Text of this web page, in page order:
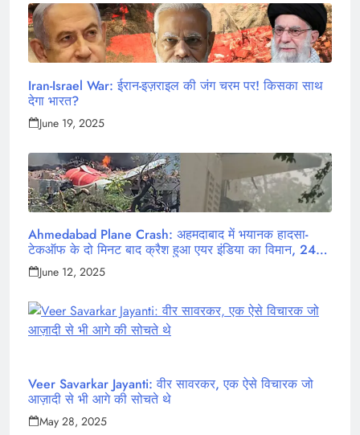
Iran-Israel War: ईरान-इज़राइल की जंग चरम पर! किसका साथ
देगा भारत?
June 19, 2025
Ahmedabad Plane Crash: अहमदाबाद में भयानक हादसा-
टेकऑफ के दो मिनट बाद क्रैश हुआ एयर इंडिया का विमान, 242
लोग थे सवार
June 12, 2025
Veer Savarkar Jayanti: वीर सावरकर, एक ऐसे विचारक जो
आज़ादी से भी आगे की सोचते थे
May 28, 2025